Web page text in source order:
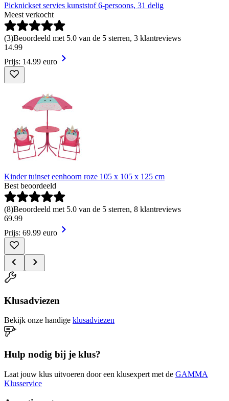
Picknickset servies kunststof 6-persoons, 31 delig
Meest verkocht
(3)Beoordeeld met 5.0 van de 5 sterren, 3 klantreviews
14.99
Prijs: 14.99 euro
Kinder tuinset eenhoorn roze 105 x 105 x 125 cm
Best beoordeeld
(8)Beoordeeld met 5.0 van de 5 sterren, 8 klantreviews
69.99
Prijs: 69.99 euro
Klusadviezen
Bekijk onze handige klusadviezen
Hulp nodig bij je klus?
Laat jouw klus uitvoeren door een klusexpert met de GAMMA
Klusservice